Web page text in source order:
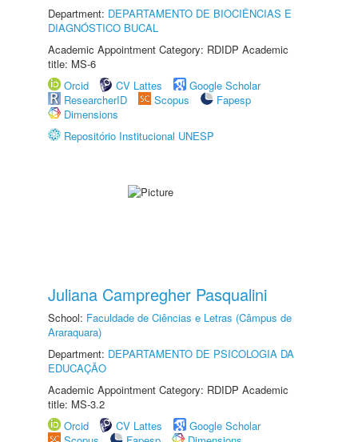
Department: DEPARTAMENTO DE BIOCIÊNCIAS E
DIAGNÓSTICO BUCAL
Academic Appointment Category: RDIDP Academic
title: MS-6
Orcid
CV Lattes
Google Scholar
ResearcherID
Scopus
Fapesp
Dimensions
Repositório Institucional UNESP
Juliana Campregher Pasqualini
School: Faculdade de Ciências e Letras (Câmpus de
Araraquara)
Department: DEPARTAMENTO DE PSICOLOGIA DA
EDUCAÇÃO
Academic Appointment Category: RDIDP Academic
title: MS-3.2
Orcid
CV Lattes
Google Scholar